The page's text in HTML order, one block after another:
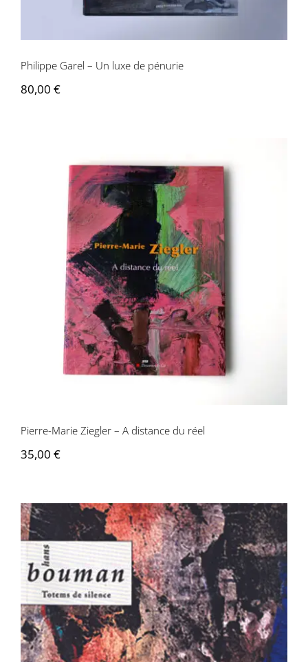
Philippe Garel – Un luxe de pénurie
80,00 €
Pierre-Marie Ziegler – A distance du réel
Pierre-Marie Ziegler – A distance du réel
35,00 €
Hans Bouman – Totems de silence